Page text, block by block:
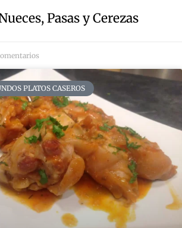
Pasas y Cerezas
PLATOS CASEROS